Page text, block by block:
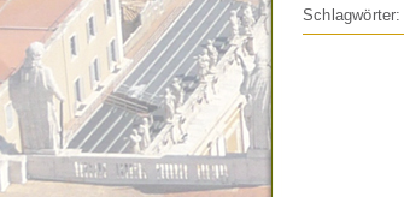
Schlagwörter: